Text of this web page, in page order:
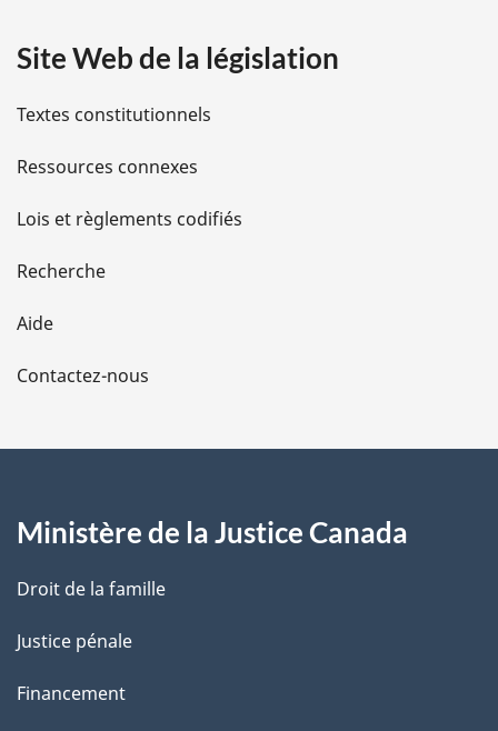
i
l
s
d
e
l
a
e
Site Web de la législation
Textes constitutionnels
Ressources connexes
Lois et règlements codifiés
Recherche
Aide
Contactez-nous
Ministère de la Justice Canada
Droit de la famille
Justice pénale
Financement